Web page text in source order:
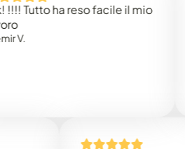
ha reso facile il mio